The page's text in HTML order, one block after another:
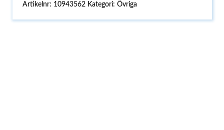
Artikelnr: 10943562 Kategori:Övriga